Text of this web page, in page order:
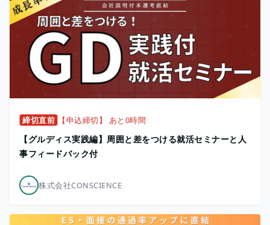
締切直前 【申込締切】 あと0時間
【グルディス実践編】周囲と差をつける就活セミナーと人
事フィードバック付
株式会社CONSCIENCE